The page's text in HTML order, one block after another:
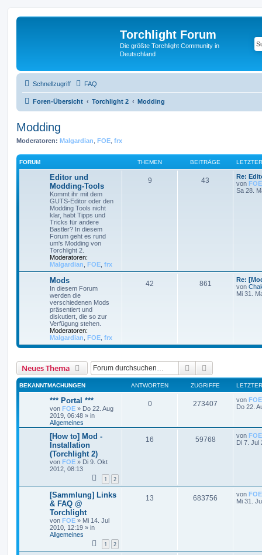
Torchlight Forum
Die größte Torchlight Community in
Deutschland
Schnellzugriff FAQ
Foren-Übersicht Torchlight 2 Modding
Modding
Moderatoren: Malgardian FOE frx
FORUM THEMEN BEITRÄGE
Editor und
Modding-Tools
Kommt ihr mit dem
GUTS-Editor oder den
Modding Tools nicht
klar, habt Tipps und
Tricks für andere
Bastler? In diesem
Forum geht es rund
um's Modding von
Torchlight 2.
Moderatoren:
Malgardian FOE frx
9 43
Re:
von FOE
Sa 28.
Mods
In diesem Forum
werden die
verschiedenen Mods
präsentiert und
diskutiert, die so zur
Verfügung stehen.
Moderatoren:
Malgardian FOE frx
42 861
Re:
von
Mi 31.
Neues Thema Suche
BEKANNTMACHUNGEN ANTWORTEN ZUGRIFFE
*** Portal ***
von FOE » Do 22. Aug
2019, 06:48 » in
Allgemeines
0 273407 von FOE
Do 22.
[How to] Mod -
Installation
(Torchlight 2)
von FOE » Di 9. Okt
2012, 08:13
1 2
16 59768 von FOE
Di 7. Jul
[Sammlung] Links
& FAQ @
Torchlight
von FOE » Mi 14. Jul
2010, 12:19 » in
Allgemeines
1 2
13 683756 von FOE
Mi 31.